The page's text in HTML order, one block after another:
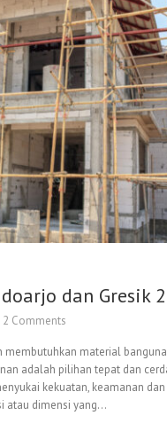
dan Gresik
2 Comments
membutuhkan material
adalah pilihan tepat dan
kekuatan, keamanan
atau dimensi yang…